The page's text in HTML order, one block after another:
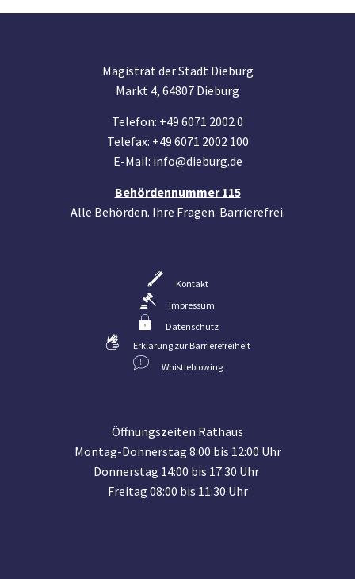
Magistrat der Stadt Dieburg
Markt 4, 64807 Dieburg
Telefon: +49 6071 2002 0
Telefax: +49 6071 2002 100
E-Mail: info@dieburg.de
Behördennummer 115
Alle Behörden. Ihre Fragen. Barrierefrei.
Kontakt
Impressum
Datenschutz
Erklärung zur Barrierefreiheit
Whistleblowing
Öffnungszeiten Rathaus
Montag-Donnerstag 8:00 bis 12:00 Uhr
Donnerstag 14:00 bis 17:30 Uhr
Freitag 08:00 bis 11:30 Uhr